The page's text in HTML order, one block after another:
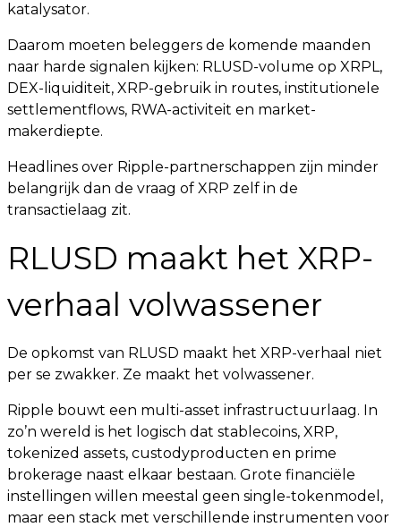
katalysator.
Daarom moeten beleggers de komende maanden
naar harde signalen kijken: RLUSD-volume op XRPL,
DEX-liquiditeit, XRP-gebruik in routes, institutionele
settlementflows, RWA-activiteit en market-
makerdiepte.
Headlines over Ripple-partnerschappen zijn minder
belangrijk dan de vraag of XRP zelf in de
transactielaag zit.
RLUSD maakt het XRP-
verhaal volwassener
De opkomst van RLUSD maakt het XRP-verhaal niet
per se zwakker. Ze maakt het volwassener.
Ripple bouwt een multi-asset infrastructuurlaag. In
zo’n wereld is het logisch dat stablecoins, XRP,
tokenized assets, custodyproducten en prime
brokerage naast elkaar bestaan. Grote financiële
instellingen willen meestal geen single-tokenmodel,
maar een stack met verschillende instrumenten voor